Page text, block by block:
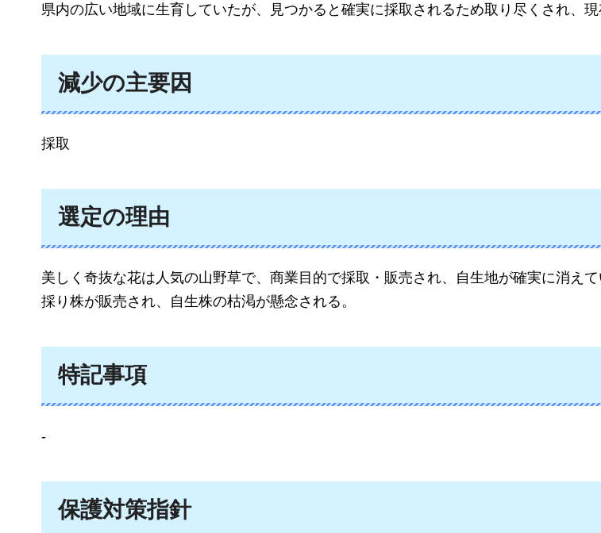
県内の広い地域に生育していたが、見つかると確実に採取されるため取り尽くされ、現
減少の主要因
採取
選定の理由
美しく奇抜な花は人気の山野草で、商業目的で採取・販売され、自生地が確実に消え
採り株が販売され、自生株の枯渇が懸念される。
特記事項
-
保護対策指針